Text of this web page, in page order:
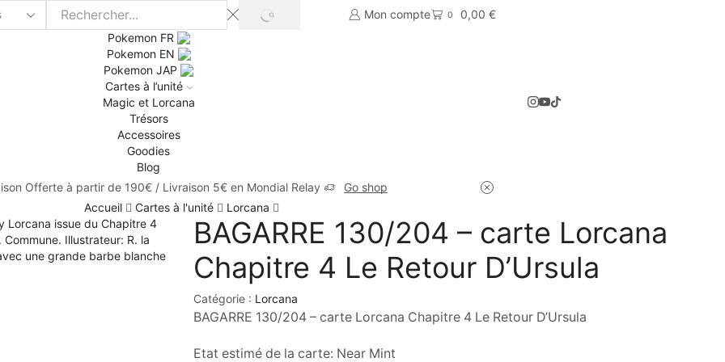
Mon compte 0 0,00€
Pokemon FR
Pokemon EN
Pokemon JAP
Cartes à l’unité
Magic et Lorcana
Trésors
Accessoires
Goodies
Blog
Offerte à partir de 190€ / Livraison 5€ en Mondial Relay
Go shop
Accueil
Cartes à l'unité Lorcana
BAGARRE 130/204 – carte Lorcana
Chapitre 4 Le Retour D’Ursula
Catégorie : Lorcana
BAGARRE 130/204 – carte Lorcana Chapitre 4 Le Retour D’Ursula
Etat estimé de la carte: Near Mint